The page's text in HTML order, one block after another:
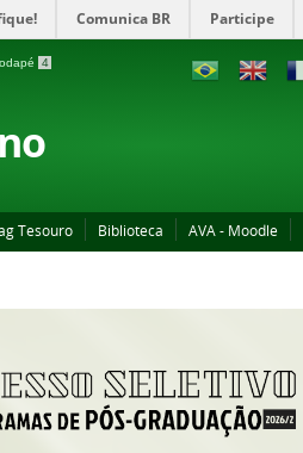
Comunica BR Participe
4
Tesouro Biblioteca AVA - Moodle